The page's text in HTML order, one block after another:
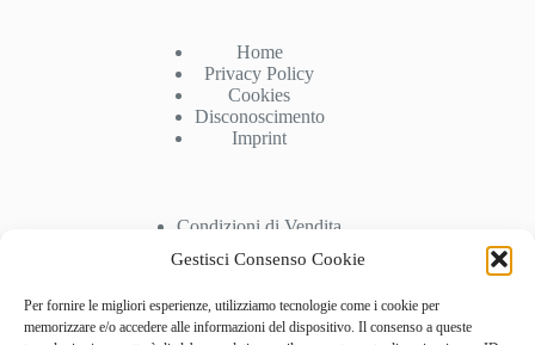
Gestisci Consenso Cookie
Per fornire le migliori esperienze, utilizziamo tecnologie come i cookie per
memorizzare e/o accedere alle informazioni del dispositivo. Il consenso a queste
Home
Privacy Policy
Cookies
Disconoscimento
Imprint
Condizioni di Vendita
Pagamenti
Account